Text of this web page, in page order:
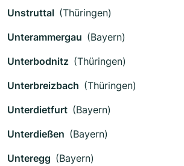
Unstruttal (Thüringen)
Unterammergau (Bayern)
Unterbodnitz (Thüringen)
Unterbreizbach (Thüringen)
Unterdietfurt (Bayern)
Unterdießen (Bayern)
Unteregg (Bayern)